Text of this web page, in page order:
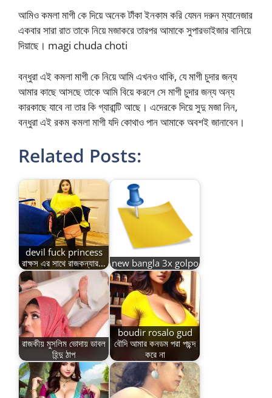
আমিও কমলা মাগী কে দিয়ে অনেক টাঁকা ইনকাম করি যেমন দরুন ম্যানেজার
একবার সারা রাত তাকে নিয়ে মজাকরে তারপর আমাকে সুপারভাইজার বানিয়ে
দিয়াছে। magi chuda choti
বন্ধুরা এই কমলা মাগী কে নিয়ে আমি এখনও থাকি, যে মাগী চুদার জন্য
আমার কাছে আসছে তাকে আমি বিয়ে করলে সে মাগী চুদার জন্য অন্য
কারকাছে যাবে না তার কি গ্যারান্টি আছে। এদেরকে দিয়ে সুদু মজা নিন,
বন্ধুরা এই রকম কমলা মাগী যদি কোথাও পান আমাকে অবশই জানাবেন।
Related Posts:
devil fuck princess
রাক্ষস এর সাথে রাজকন্যার… new bangla 3x golpo
রাজকীয় মুসলিম ভোদায় ডাবল
হিন্দু ঠাপ
boudir rosalo gud
বৌদি আমার কনডম পরা পছন্দ
করে না